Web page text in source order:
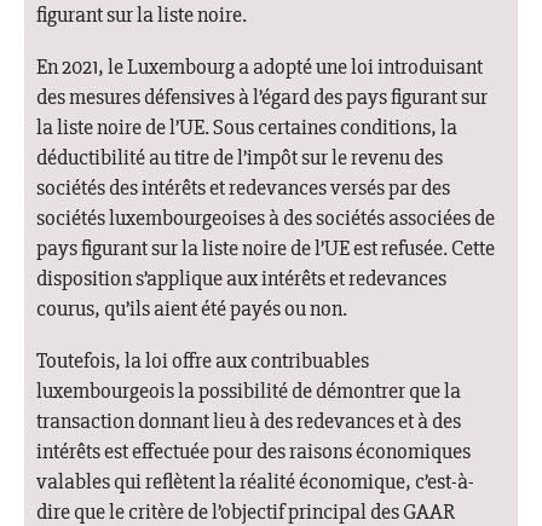
figurant sur la liste noire.
En 2021, le Luxembourg a adopté une loi introduisant
des mesures défensives à l’égard des pays figurant sur
la liste noire de l’UE. Sous certaines conditions, la
déductibilité au titre de l’impôt sur le revenu des
sociétés des intérêts et redevances versés par des
sociétés luxembourgeoises à des sociétés associées de
pays figurant sur la liste noire de l’UE est refusée. Cette
disposition s’applique aux intérêts et redevances
courus, qu’ils aient été payés ou non.
Toutefois, la loi offre aux contribuables
luxembourgeois la possibilité de démontrer que la
transaction donnant lieu à des redevances et à des
intérêts est effectuée pour des raisons économiques
valables qui reflètent la réalité économique, c’est-à-
dire que le critère de l’objectif principal des GAAR